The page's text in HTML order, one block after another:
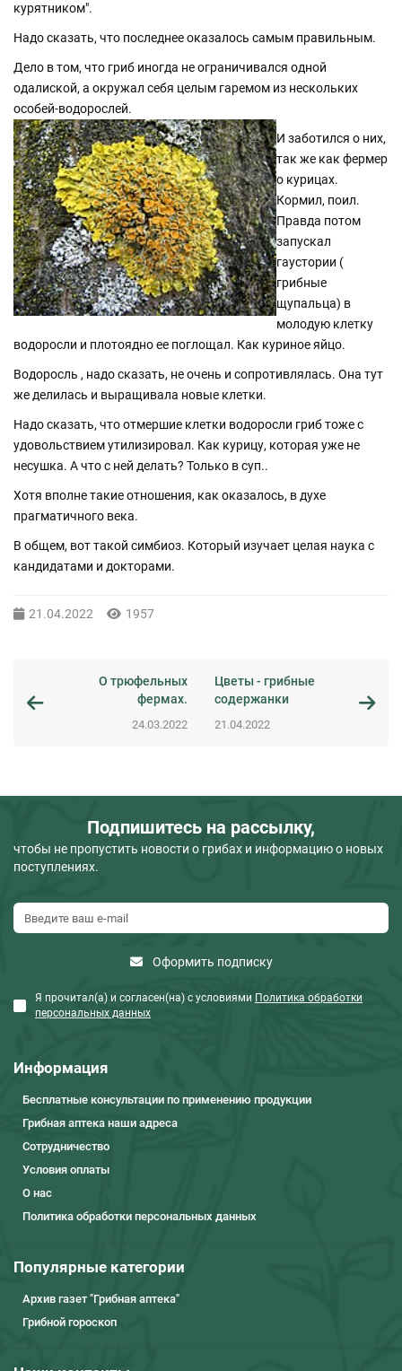
курятником".
Надо сказать, что последнее оказалось самым правильным.
Дело в том, что гриб иногда не ограничивался одной
одалиской, а окружал себя целым гаремом из нескольких
особей-водорослей.
И заботился о них,
так же как фермер
о курицах.
Кормил, поил.
Правда потом
запускал
гаустории (
грибные
щупальца) в
молодую клетку
водоросли и плотоядно ее поглощал. Как куриное яйцо.
Водоросль , надо сказать, не очень и сопротивлялась. Она тут
же делилась и выращивала новые клетки.
Надо сказать, что отмершие клетки водоросли гриб тоже с
удовольствием утилизировал. Как курицу, которая уже не
несушка. А что с ней делать? Только в суп..
Хотя вполне такие отношения, как оказалось, в духе
прагматичного века.
В общем, вот такой симбиоз. Который изучает целая наука с
кандидатами и докторами.
21.04.2022 1957
О трюфельных
фермах.
24.03.2022
Цветы - грибные
содержанки
21.04.2022
Подпишитесь на рассылку,
чтобы не пропустить новости о грибах и информацию о новых
поступлениях.
Оформить подписку
Я прочитал(а) и согласен(на) с условиями Политика обработки
персональных данных
Информация
Бесплатные консультации по применению продукции
Грибная аптека наши адреса
Сотрудничество
Условия оплаты
О нас
Политика обработки персональных данных
Популярные категории
Архив газет "Грибная аптека"
Грибной гороскоп